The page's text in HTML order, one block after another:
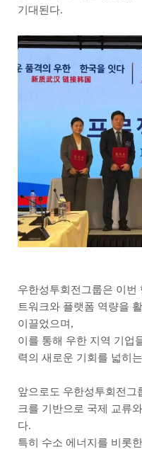
기대된다.
우한성투회전그룹은 이번
트워크와 플랫폼 역량을
이끌었으며,
이를 통해 우한 지역 기업
력의 새로운 기회를 넓히
앞으로도 우한성투회전그
크를 기반으로 국제 교류
다.
특히 수소 에너지를 비롯